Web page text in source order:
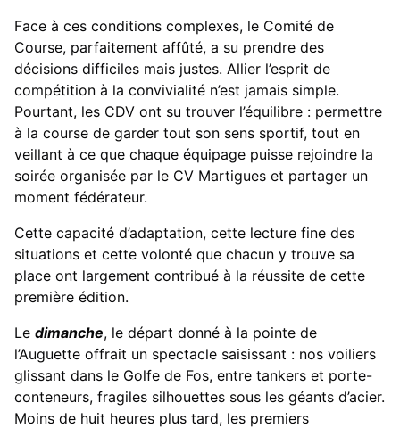
Face à ces conditions complexes, le Comité de
Course, parfaitement affûté, a su prendre des
décisions difficiles mais justes. Allier l’esprit de
compétition à la convivialité n’est jamais simple.
Pourtant, les CDV ont su trouver l’équilibre : permettre
à la course de garder tout son sens sportif, tout en
veillant à ce que chaque équipage puisse rejoindre la
soirée organisée par le CV Martigues et partager un
moment fédérateur.
Cette capacité d’adaptation, cette lecture fine des
situations et cette volonté que chacun y trouve sa
place ont largement contribué à la réussite de cette
première édition.
Le dimanche, le départ donné à la pointe de
l’Auguette offrait un spectacle saisissant : nos voiliers
glissant dans le Golfe de Fos, entre tankers et porte-
conteneurs, fragiles silhouettes sous les géants d’acier.
Moins de huit heures plus tard, les premiers